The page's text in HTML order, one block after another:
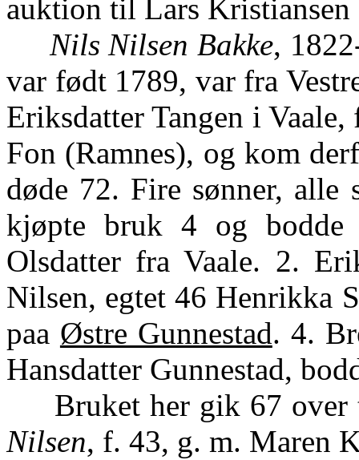
auktion til Lars
Nils Nilsen Bakke,
var født 1789, var fra
Eriksdatter Tangen i
Fon (Ramnes), og kom
døde 72. Fire sønner,
kjøpte bruk 4 og
Olsdatter fra Vaale. 2.
Nilsen, egtet 46 Henrikka
paa Østre Gunnestad. 4.
Hansdatter Gunnestad,
Bruket her gik 67 over
Nilsen, f. 43, g. m. Maren